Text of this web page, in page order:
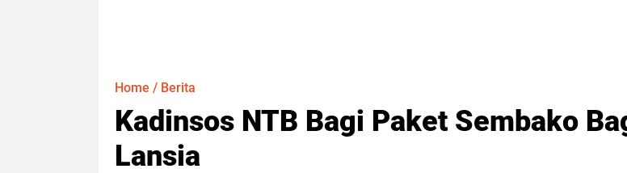
Home / Berita
Kadinsos NTB Bagi Paket Sembako
Lansia